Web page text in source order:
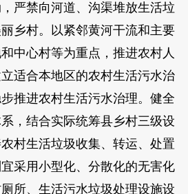
严禁向河道、沟渠堆放生活垃
乡村。以紧邻黄河干流和主要
中心村等为重点，推进农村人
适合本地区的农村生活污水治
推进农村生活污水治理。健全
，结合实际统筹县乡村三级设
村生活垃圾收集、转运、处置
采用小型化、分散化的无害化
所、生活污水垃圾处理设施设